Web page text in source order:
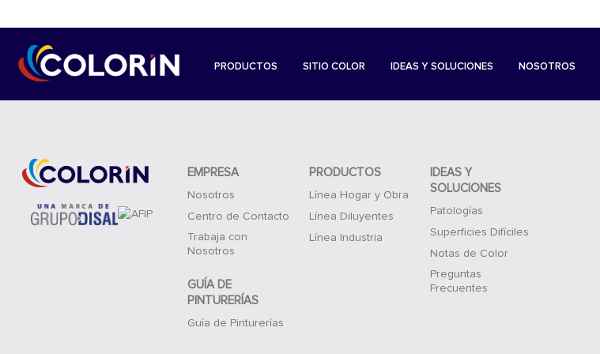
PRODUCTOS SITIO COLOR IDEAS Y SOLUCIONES NOSOTROS
EMPRESA
Nosotros
Centro de Contacto
Trabaja con
Nosotros
GUÍA DE
PINTURERÍAS
Guía de Pinturerías
PRODUCTOS
Línea Hogar y Obra
Línea Diluyentes
Línea Industria
IDEAS Y
SOLUCIONES
Patologías
Superficies Difíciles
Notas de Color
Preguntas
Frecuentes